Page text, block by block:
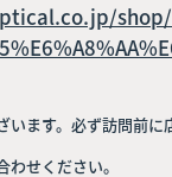
shop/
ます。必ず訪問前に
せください。